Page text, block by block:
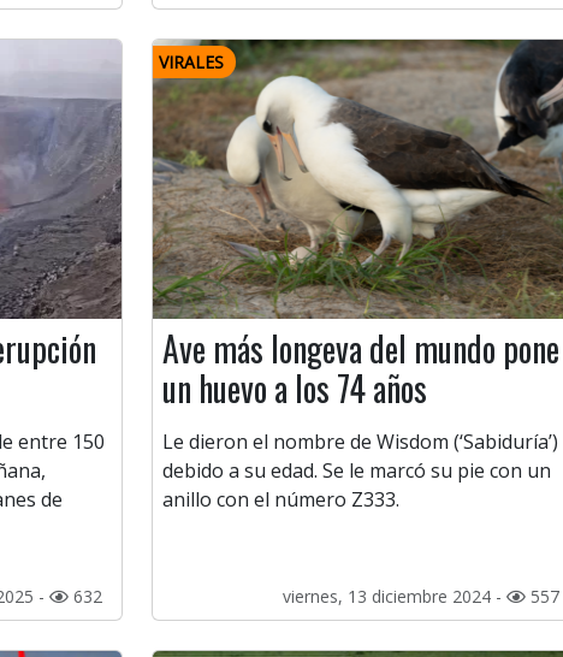
entre 150
de
- 632
VIRALES
Ave más longeva del mundo pone
un huevo a los 74 años
Le dieron el nombre de Wisdom (‘Sabiduría’)
debido a su edad. Se le marcó su pie con un
anillo con el número Z333.
viernes, 13 diciembre 2024 - 557